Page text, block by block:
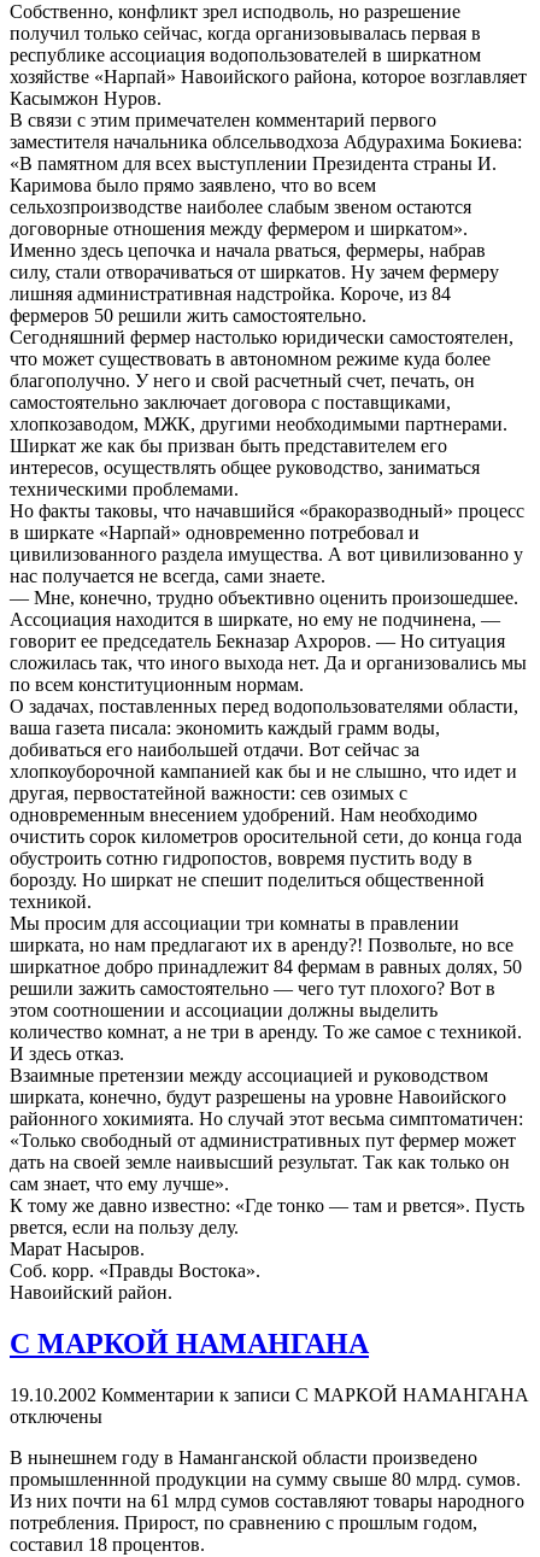
Собственно, конфликт зрел исподволь, но разрешение
получил только сейчас, когда организовывалась первая в
республике ассоциация водопользователей в ширкатном
хозяйстве «Нарпай» Навоийского района, которое возглавляет
Касымжон Нуров.
В связи с этим примечателен комментарий первого
заместителя начальника облсельводхоза Абдурахима Бокиева:
«В памятном для всех выступлении Президента страны И.
Каримова было прямо заявлено, что во всем
сельхозпроизводстве наиболее слабым звеном остаются
договорные отношения между фермером и ширкатом».
Именно здесь цепочка и начала рваться, фермеры, набрав
силу, стали отворачиваться от ширкатов. Ну зачем фермеру
лишняя административная надстройка. Короче, из 84
фермеров 50 решили жить самостоятельно.
Сегодняшний фермер настолько юридически самостоятелен,
что может существовать в автономном режиме куда более
благополучно. У него и свой расчетный счет, печать, он
самостоятельно заключает договора с поставщиками,
хлопкозаводом, МЖК, другими необходимыми партнерами.
Ширкат же как бы призван быть представителем его
интересов, осуществлять общее руководство, заниматься
техническими проблемами.
Но факты таковы, что начавшийся «бракоразводный» процесс
в ширкате «Нарпай» одновременно потребовал и
цивилизованного раздела имущества. А вот цивилизованно у
нас получается не всегда, сами знаете.
— Мне, конечно, трудно объективно оценить произошедшее.
Ассоциация находится в ширкате, но ему не подчинена, —
говорит ее председатель Бекназар Ахроров. — Но ситуация
сложилась так, что иного выхода нет. Да и организовались мы
по всем конституционным нормам.
О задачах, поставленных перед водопользователями области,
ваша газета писала: экономить каждый грамм воды,
добиваться его наибольшей отдачи. Вот сейчас за
хлопкоуборочной кампанией как бы и не слышно, что идет и
другая, первостатейной важности: сев озимых с
одновременным внесением удобрений. Нам необходимо
очистить сорок километров оросительной сети, до конца года
обустроить сотню гидропостов, вовремя пустить воду в
борозду. Но ширкат не спешит поделиться общественной
техникой.
Мы просим для ассоциации три комнаты в правлении
ширката, но нам предлагают их в аренду?! Позвольте, но все
ширкатное добро принадлежит 84 фермам в равных долях, 50
решили зажить самостоятельно — чего тут плохого? Вот в
этом соотношении и ассоциации должны выделить
количество комнат, а не три в аренду. То же самое с техникой.
И здесь отказ.
Взаимные претензии между ассоциацией и руководством
ширката, конечно, будут разрешены на уровне Навоийского
районного хокимията. Но случай этот весьма симптоматичен:
«Только свободный от административных пут фермер может
дать на своей земле наивысший результат. Так как только он
сам знает, что ему лучше».
К тому же давно известно: «Где тонко — там и рвется». Пусть
рвется, если на пользу делу.
Марат Насыров.
Соб. корр. «Правды Востока».
Навоийский район.
С МАРКОЙ НАМАНГАНА
19.10.2002 Комментарии к записи С МАРКОЙ НАМАНГАНА
отключены
В нынешнем году в Наманганской области произведено
промышленнной продукции на сумму свыше 80 млрд. сумов.
Из них почти на 61 млрд сумов составляют товары народного
потребления. Прирост, по сравнению с прошлым годом,
составил 18 процентов.